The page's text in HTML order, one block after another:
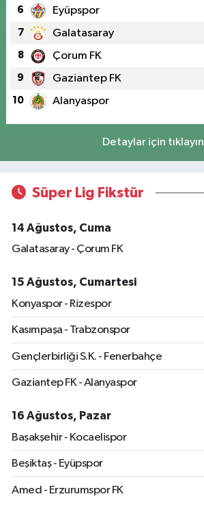
6 Eyüpspor
7 Galatasaray
8 Çorum FK
9 Gaziantep FK
10 Alanyaspor
Detaylar için tıklayın
Süper Lig Fikstür
14 Ağustos, Cuma
Galatasaray - Çorum FK
15 Ağustos, Cumartesi
Konyaspor - Rizespor
Kasımpaşa - Trabzonspor
Gençlerbirliği S.K. - Fenerbahçe
Gaziantep FK - Alanyaspor
16 Ağustos, Pazar
Başakşehir - Kocaelispor
Beşiktaş - Eyüpspor
Amed - Erzurumspor FK